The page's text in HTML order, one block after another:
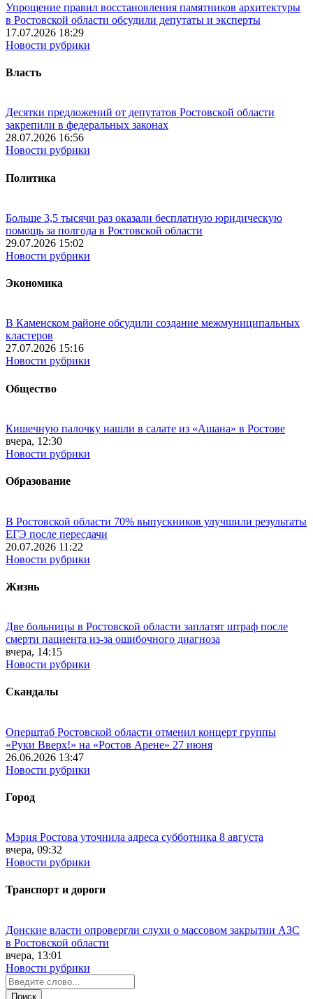
Упрощение правил восстановления памятников архитектуры
в Ростовской области обсудили депутаты и эксперты
17.07.2026 18:29
Новости рубрики
Власть
Десятки предложений от депутатов Ростовской области
закрепили в федеральных законах
28.07.2026 16:56
Новости рубрики
Политика
Больше 3,5 тысячи раз оказали бесплатную юридическую
помощь за полгода в Ростовской области
29.07.2026 15:02
Новости рубрики
Экономика
В Каменском районе обсудили создание межмуниципальных
кластеров
27.07.2026 15:16
Новости рубрики
Общество
Кишечную палочку нашли в салате из «Ашана» в Ростове
вчера, 12:30
Новости рубрики
Образование
В Ростовской области 70% выпускников улучшили результаты
ЕГЭ после пересдачи
20.07.2026 11:22
Новости рубрики
Жизнь
Две больницы в Ростовской области заплатят штраф после
смерти пациента из-за ошибочного диагноза
вчера, 14:15
Новости рубрики
Скандалы
Оперштаб Ростовской области отменил концерт группы
«Руки Вверх!» на «Ростов Арене» 27 июня
26.06.2026 13:47
Новости рубрики
Город
Мэрия Ростова уточнила адреса субботника 8 августа
вчера, 09:32
Новости рубрики
Транспорт и дороги
Донские власти опровергли слухи о массовом закрытии АЗС
в Ростовской области
вчера, 13:01
Новости рубрики